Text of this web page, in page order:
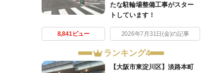
たな駐輪場整備工事がスター
トしています！
8,841ビュー 2026年7月31日(金)の記事
ランキング4
【大阪市東淀川区】淡路本町